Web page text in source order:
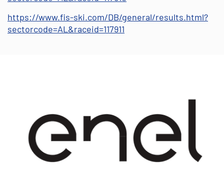
https://www.fis-ski.com/DB/general/results.html?
sectorcode=AL&raceid=117911